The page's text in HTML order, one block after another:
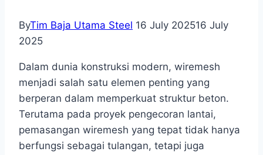
ByTim Baja Utama Steel 16 July 202516 July
2025
Dalam dunia konstruksi modern, wiremesh
menjadi salah satu elemen penting yang
berperan dalam memperkuat struktur beton.
Terutama pada proyek pengecoran lantai,
pemasangan wiremesh yang tepat tidak hanya
berfungsi sebagai tulangan, tetapi juga